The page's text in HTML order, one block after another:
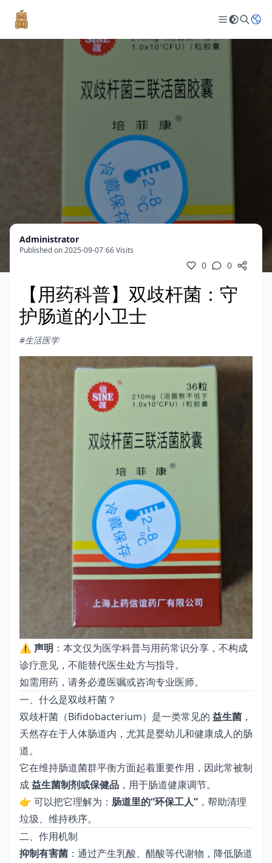
Administrator
Published on 2025-09-07/66 Visits
0 0
【用药科普】双歧杆菌：守
护肠道的小卫士
#生活医学
⚠️ 声明 ：本文仅为医学科普与用药常识分享，不构成
诊疗意见，不能替代医生处方与指导。
如需用药，请务必遵医嘱或咨询专业医师。
一、什么是双歧杆菌？
双歧杆菌（Bifidobacterium）是一类常见的 益生菌 ，
天然存在于人体肠道内，尤其是婴幼儿和健康成人的肠
道。
它在维持肠道菌群平衡方面起着重要作用，因此常被制
成益生菌制剂或保健品 ，用于肠道健康调节。
👉 可以把它理解为： 肠道里的“环保工人” ，帮助清理
垃圾、维持秩序。
二、作用机制
抑制有害菌 ：通过产生乳酸、醋酸等代谢物，降低肠道